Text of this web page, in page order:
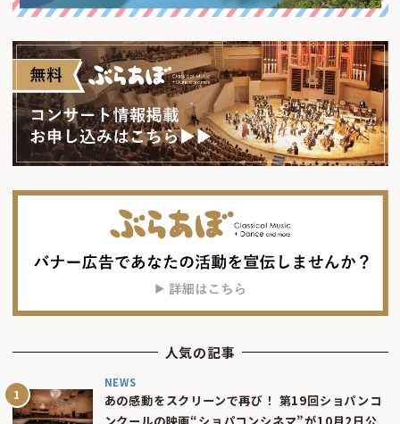
人気の記事
NEWS
あの感動をスクリーンで再び！ 第19回ショパンコ